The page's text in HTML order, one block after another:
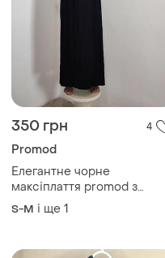
350 грн 4
Promod
Елегантне чорне
максіплаття promod з
відкритою спиною
S-M і ще 1